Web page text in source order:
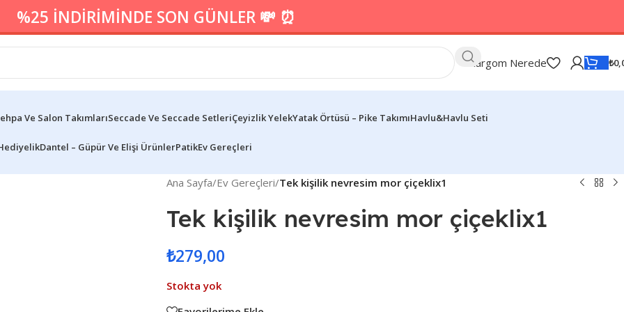
%25 İNDİRİMİNDE SON GÜNLER 💸 ⏰
Kargom Nerede ₺
Ve Salon TakımlarıSeccade Ve Seccade SetleriÇeyizlik YelekYatak Örtüsü – Pike TakımıHavlu&Havlu Seti
Dantel – Güpür Ve Elişi ÜrünlerPatikEv Gereçleri
Ana Sayfa/Ev Gereçleri/Tek kişilik nevresim mor çiçeklix1
Tek kişilik nevresim mor çiçeklix1
₺279,00
Stokta yok